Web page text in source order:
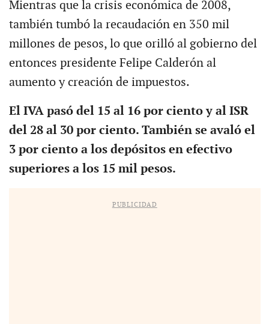
Mientras que la crisis económica de 2008,
también tumbó la recaudación en 350 mil
millones de pesos, lo que orilló al gobierno del
entonces presidente Felipe Calderón al
aumento y creación de impuestos.
El IVA pasó del 15 al 16 por ciento y al ISR
del 28 al 30 por ciento. También se avaló el
3 por ciento a los depósitos en efectivo
superiores a los 15 mil pesos.
PUBLICIDAD